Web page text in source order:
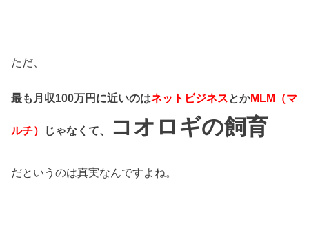
ただ、
最も月収100万円に近いのはネットビジネスとかMLM（マ
ルチ） じゃなくて、 コオロギの飼育
だというのは真実なんですよね。